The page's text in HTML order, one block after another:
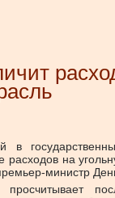
в
расходов на
министр